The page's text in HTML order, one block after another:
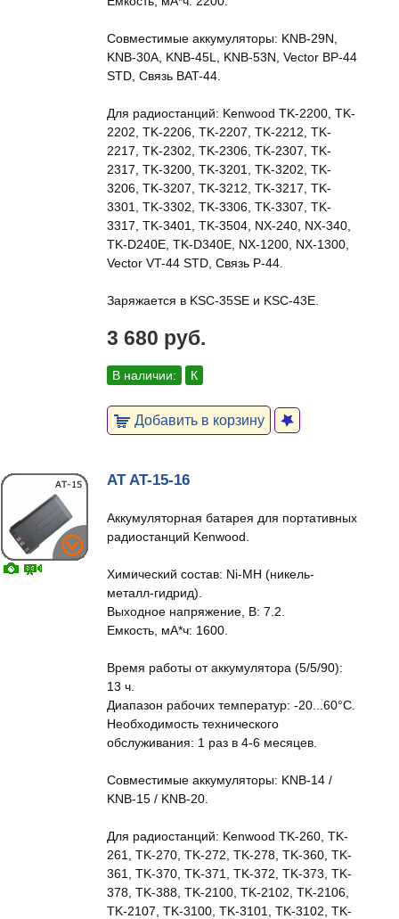
Совместимые аккумуляторы: KNB-29N,
KNB-30A, KNB-45L, KNB-53N, Vector BP-44
STD, Связь BAT-44.
Для радиостанций: Kenwood TK-2200, TK-
2202, TK-2206, TK-2207, TK-2212, TK-
2217, TK-2302, TK-2306, TK-2307, TK-
2317, TK-3200, TK-3201, TK-3202, TK-
3206, TK-3207, TK-3212, TK-3217, TK-
3301, TK-3302, TK-3306, TK-3307, TK-
3317, TK-3401, TK-3504, NX-240, NX-340,
TK-D240E, TK-D340E, NX-1200, NX-1300,
Vector VT-44 STD, Связь Р-44.
Заряжается в KSC-35SE и KSC-43E.
3 680 руб.
В наличии: К
Добавить в корзину
AT AT-15-16
Аккумуляторная батарея для портативных
радиостанций Kenwood.
Химический состав: Ni-MH (никель-
металл-гидрид).
Выходное напряжение, В: 7.2.
Емкость, мА*ч: 1600.
Время работы от аккумулятора (5/5/90):
13 ч.
Диапазон рабочих температур: -20...60°С.
Необходимость технического
обслуживания: 1 раз в 4-6 месяцев.
Совместимые аккумуляторы: KNB-14 /
KNB-15 / KNB-20.
Для радиостанций: Kenwood TK-260, TK-
261, TK-270, TK-272, TK-278, TK-360, TK-
361, TK-370, TK-371, TK-372, TK-373, TK-
378, TK-388, TK-2100, TK-2102, TK-2106,
TK-2107, TK-3100, TK-3101, TK-3102, TK-